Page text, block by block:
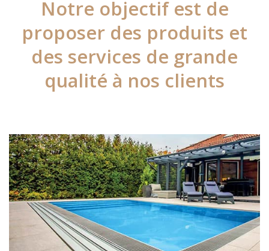
Notre objectif est de
proposer des produits et
des services de grande
qualité à nos clients